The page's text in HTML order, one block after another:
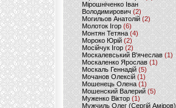
Мірошніченко Іван
Володимирович (2)
Могильов Анатолій (2)
Молоток Ігор (6)
Монтян Тетяна (4)
Мороко Юрій(2)
Мосійчук Ігор (2)
Москалевський В'ячеслав (1)
Москаленко Ярослав (1)
Москаль Геннадій (5)
Мочанов Олексій(1)
Мошенець Олена(1)
Мошенский Валерий (5)
Муженко Віктор (1)
Мужчиль Олег (Сергій Аміров)